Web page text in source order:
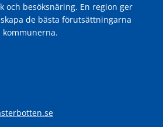
och besöksnäring. En region ger
de bästa förutsättningarna
kommunerna.